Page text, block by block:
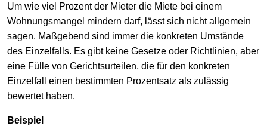
Um wie viel Prozent der Mieter die Miete bei einem
Wohnungsmangel mindern darf, lässt sich nicht allgemein
sagen. Maßgebend sind immer die konkreten Umstände
des Einzelfalls. Es gibt keine Gesetze oder Richtlinien, aber
eine Fülle von Gerichtsurteilen, die für den konkreten
Einzelfall einen bestimmten Prozentsatz als zulässig
bewertet haben.
Beispiel